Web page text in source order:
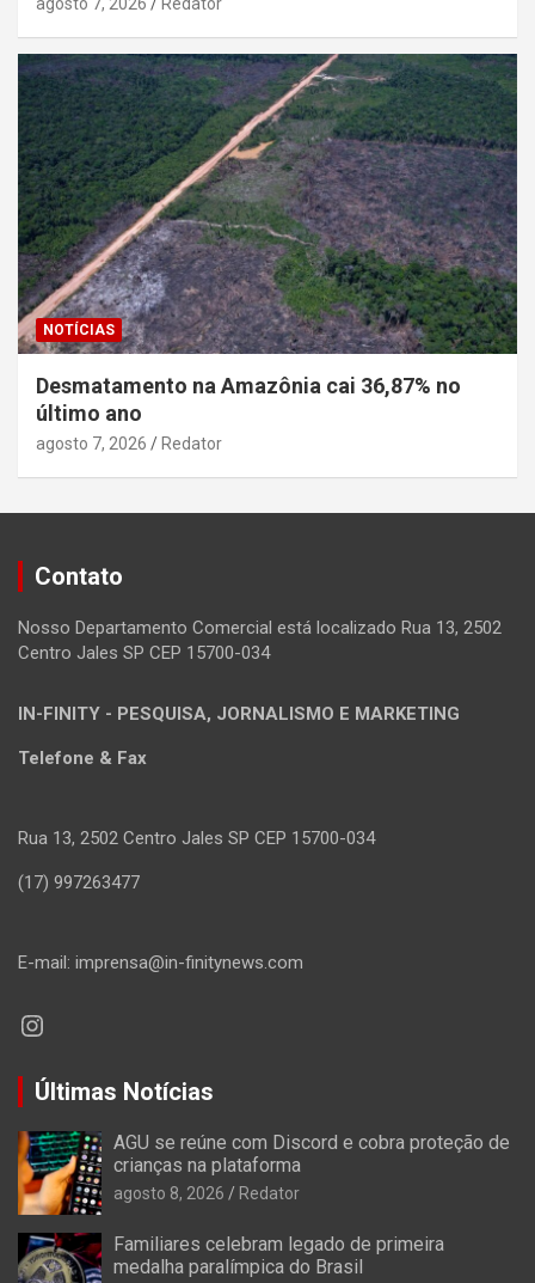
NOTÍCIAS
Desmatamento na Amazônia cai 36,87% no
último ano
agosto 7, 2026 Redator
Contato
Nosso Departamento Comercial está localizado Rua 13, 2502
Centro Jales SP CEP 15700-034
IN-FINITY - PESQUISA, JORNALISMO E MARKETING
Telefone & Fax
Rua 13, 2502 Centro Jales SP CEP 15700-034
(17) 997263477
E-mail: imprensa@in-finitynews.com
Instagram
Últimas Notícias
AGU se reúne com Discord e cobra proteção de
crianças na plataforma
agosto 8, 2026 Redator
Familiares celebram legado de primeira
medalha paralímpica do Brasil